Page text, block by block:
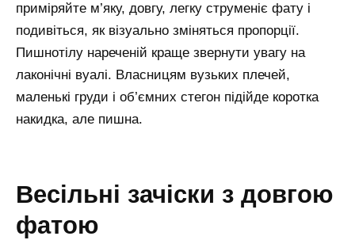
приміряйте м’яку, довгу, легку струменіє фату і
подивіться, як візуально зміняться пропорції.
Пишнотілу нареченій краще звернути увагу на
лаконічні вуалі. Власницям вузьких плечей,
маленькі груди і об’ємних стегон підійде коротка
накидка, але пишна.
весільні зачіски з довгою
фатою